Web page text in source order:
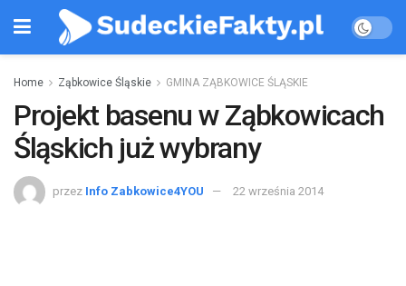
Home Ząbkowice Śląskie GMINA ZĄBKOWICE ŚLĄSKIE
Projekt basenu w Ząbkowicach
Śląskich już wybrany
przez Info Zabkowice4YOU 22 września 2014